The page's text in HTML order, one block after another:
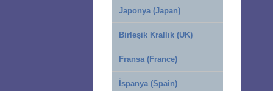
Japonya (Japan)
Birleşik Krallık (UK)
Fransa (France)
İspanya (Spain)